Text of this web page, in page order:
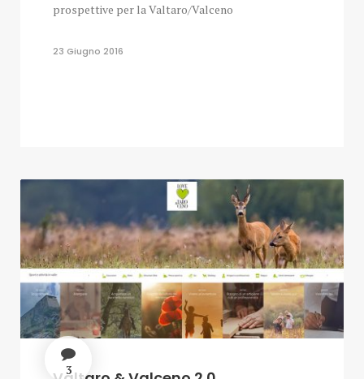
prospettive per la Valtaro/Valceno
23 Giugno 2016
3